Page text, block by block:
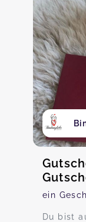
ein
Du bist